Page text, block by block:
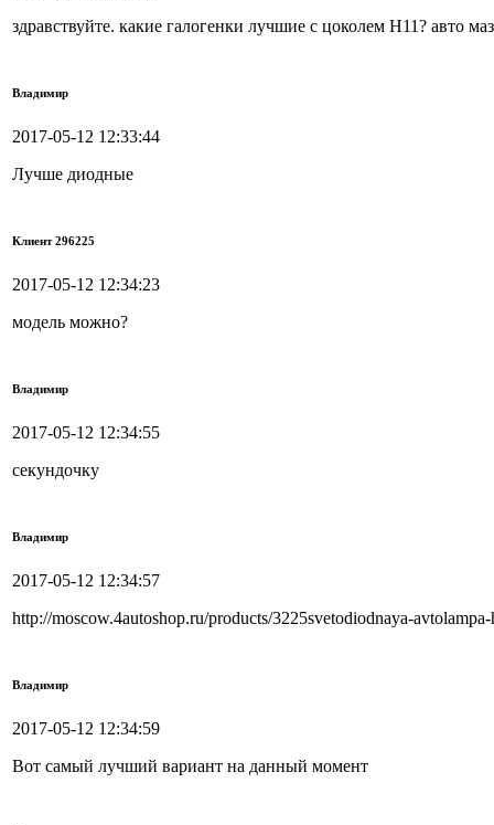
здравствуйте. какие галогенки лучшие с цоколем H11? авто
Владимир
2017-05-12 12:33:44
Лучше диодные
Клиент 296225
2017-05-12 12:34:23
модель можно?
Владимир
2017-05-12 12:34:55
секундочку
Владимир
2017-05-12 12:34:57
http://moscow.4autoshop.ru/products/3225svetodiodnaya-
Владимир
2017-05-12 12:34:59
Вот самый лучший вариант на данный момент